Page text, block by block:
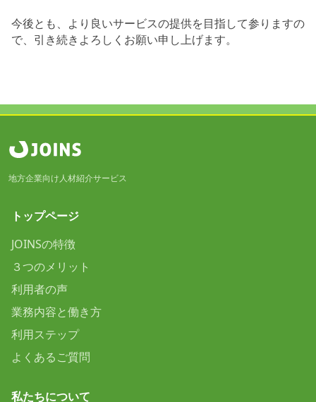
今後とも、より良いサービスの提供を目指して参りますの
で、引き続きよろしくお願い申し上げます。
地方企業向け人材紹介サービス
トップページ
JOINSの特徴
３つのメリット
利用者の声
業務内容と働き方
利用ステップ
よくあるご質問
私たちについて